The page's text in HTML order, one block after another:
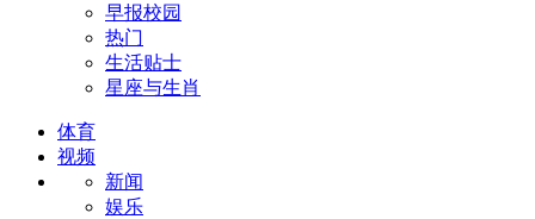
早报校园
热门
生活贴士
星座与生肖
体育
视频
新闻
娱乐